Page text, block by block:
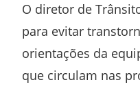
O diretor de
para evitar
orientações da
que circulam nas